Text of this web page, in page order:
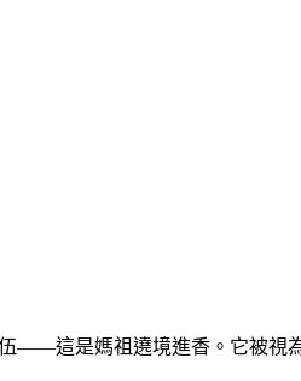
——這是媽祖遶境進香。它被視